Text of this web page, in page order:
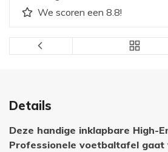
We scoren een 8.8!
Details
Deze handige inklapbare High-
Professionele voetbaltafel